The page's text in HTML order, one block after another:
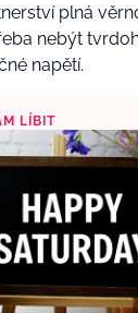
plná
nebýt
napětí.
LÍBIT